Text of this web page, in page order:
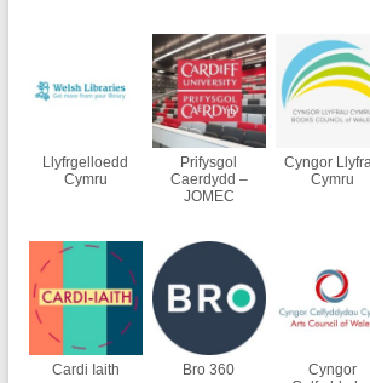
Llyfrgelloedd
Cymru
Prifysgol
Caerdydd –
JOMEC
Cyngor
Cymru
Cardi Iaith Bro 360
Cyngor